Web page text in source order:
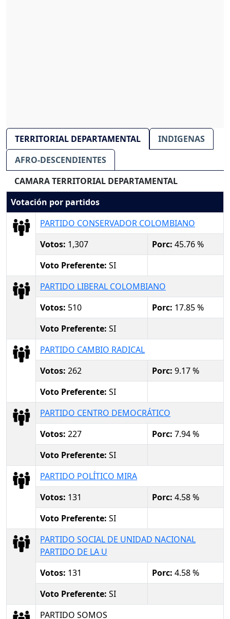
TERRITORIAL DEPARTAMENTAL
INDIGENAS
AFRO-DESCENDIENTES
CAMARA TERRITORIAL DEPARTAMENTAL
Votación por partidos
PARTIDO CONSERVADOR COLOMBIANO
Votos: 1,307 Porc: 45.76 %
Voto Preferente: SI
PARTIDO LIBERAL COLOMBIANO
Votos: 510 Porc: 17.85 %
Voto Preferente: SI
PARTIDO CAMBIO RADICAL
Votos: 262 Porc: 9.17 %
Voto Preferente: SI
PARTIDO CENTRO DEMOCRÁTICO
Votos: 227 Porc: 7.94 %
Voto Preferente: SI
PARTIDO POLÍTICO MIRA
Votos: 131 Porc: 4.58 %
Voto Preferente: SI
PARTIDO SOCIAL DE UNIDAD NACIONAL
PARTIDO DE LA U
Votos: 131 Porc: 4.58 %
Voto Preferente: SI
PARTIDO SOMOS